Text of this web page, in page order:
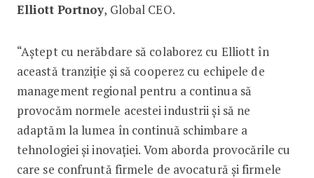
Elliott Portnoy, Global CEO.
“Aștept cu nerăbdare să colaborez cu Elliott în
această tranziție și să cooperez cu echipele de
management regional pentru a continua să
provocăm normele acestei industrii și să ne
adaptăm la lumea în continuă schimbare a
tehnologiei și inovației. Vom aborda provocările cu
care se confruntă firmele de avocatură și firmele